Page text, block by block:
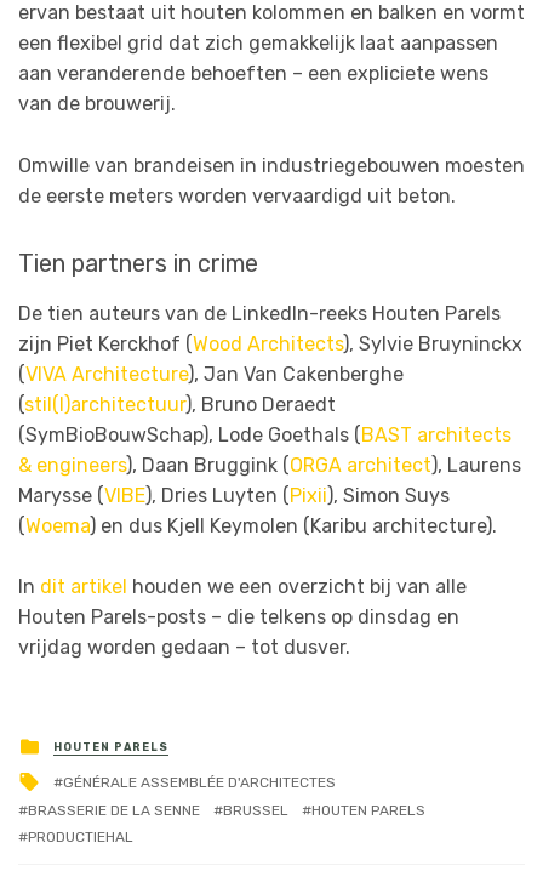
ervan bestaat uit houten kolommen en balken en vormt
een flexibel grid dat zich gemakkelijk laat aanpassen
aan veranderende behoeften – een expliciete wens
van de brouwerij.
Omwille van brandeisen in industriegebouwen moesten
de eerste meters worden vervaardigd uit beton.
Tien partners in crime
De tien auteurs van de LinkedIn-reeks Houten Parels
zijn Piet Kerckhof (Wood Architects), Sylvie Bruyninckx
(VIVA Architecture), Jan Van Cakenberghe
(stil(l)architectuur), Bruno Deraedt
(SymBioBouwSchap), Lode Goethals (BAST architects
& engineers), Daan Bruggink (ORGA architect), Laurens
Marysse (VIBE), Dries Luyten (Pixii), Simon Suys
(Woema) en dus Kjell Keymolen (Karibu architecture).
In dit artikel houden we een overzicht bij van alle
Houten Parels-posts – die telkens op dinsdag en
vrijdag worden gedaan – tot dusver.
HOUTEN PARELS
GÉNÉRALE ASSEMBLÉE D'ARCHITECTES
BRASSERIE DE LA SENNE
BRUSSEL
HOUTEN PARELS
PRODUCTIEHAL